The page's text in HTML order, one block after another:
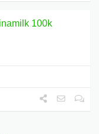
100k